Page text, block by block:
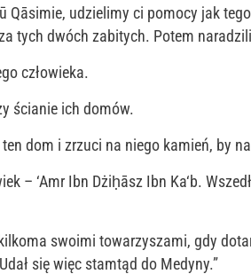
Qāsimie, udzielimy ci pomocy jak
tych dwóch zabitych. Potem
człowieka.
ścianie ich domów.
dom i zrzuci na niego kamień, by
– ‘Amr Ibn Dżiḥāsz Ibn Ka‘b.
swoimi towarzyszami, gdy
się więc stamtąd do Medyny.”